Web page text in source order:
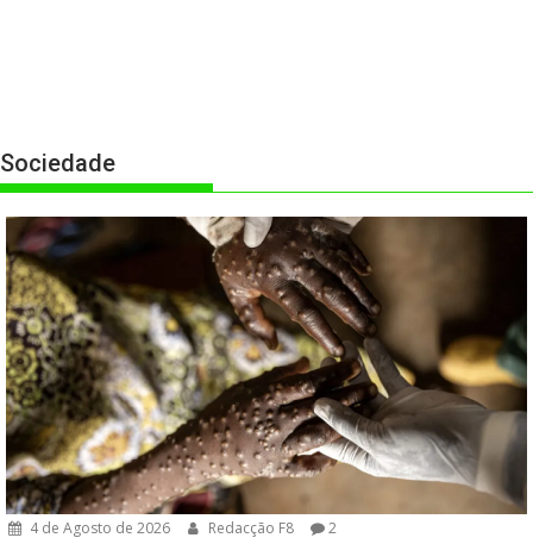
Sociedade
4 de Agosto de 2026 Redacção F8 2